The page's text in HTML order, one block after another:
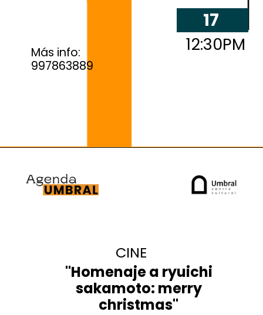
17
12:30PM
Más info:
997863889
"Homenaje a ryuichi
sakamoto: merry
christmas"
CINE